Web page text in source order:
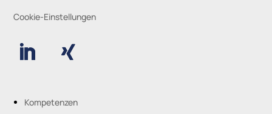
Cookie-Einstellungen
Kompetenzen